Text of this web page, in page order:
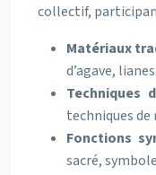
collectif,
Matériaux
d’agave, lianes.
Techniques
techniques de
Fonctions
sacré,